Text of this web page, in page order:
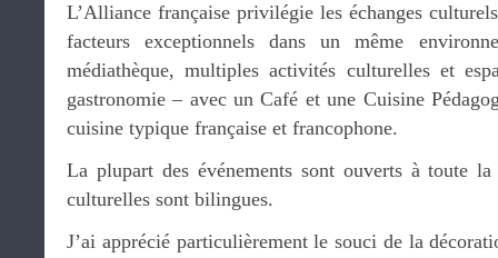
L’Alliance française privilégie les échanges
facteurs exceptionnels dans un même
médiathèque, multiples activités culturelles et
gastronomie – avec un Café et une Cuisine
cuisine typique française et francophone.
La plupart des événements sont ouverts à toute
culturelles sont bilingues.
J’ai apprécié particulièrement le souci de la